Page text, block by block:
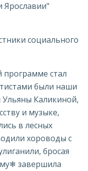
Ярославии"
социального
стал
были наши
Каликиной,
и музыке,
в лесных
хороводы с
бросая
завершила